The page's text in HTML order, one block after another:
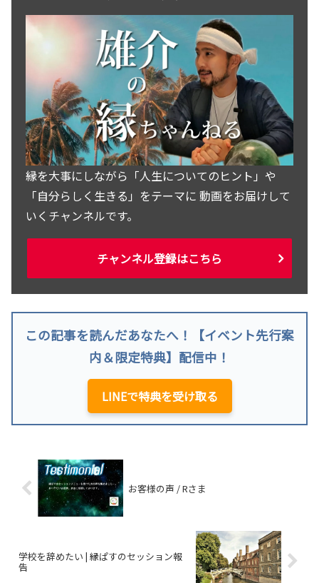
縁を大事にしながら「人生についてのヒント」や
「自分らしく生きる」をテーマに 動画をお届けして
いくチャンネルです。
チャンネル登録はこちら
この記事を読んだあなたへ！【イベント先行案
内＆限定特典】配信中！
LINEで特典を受け取る
お客様の声 / Rさま
学校を辞めたい | 縁ぱすのセッション報
告